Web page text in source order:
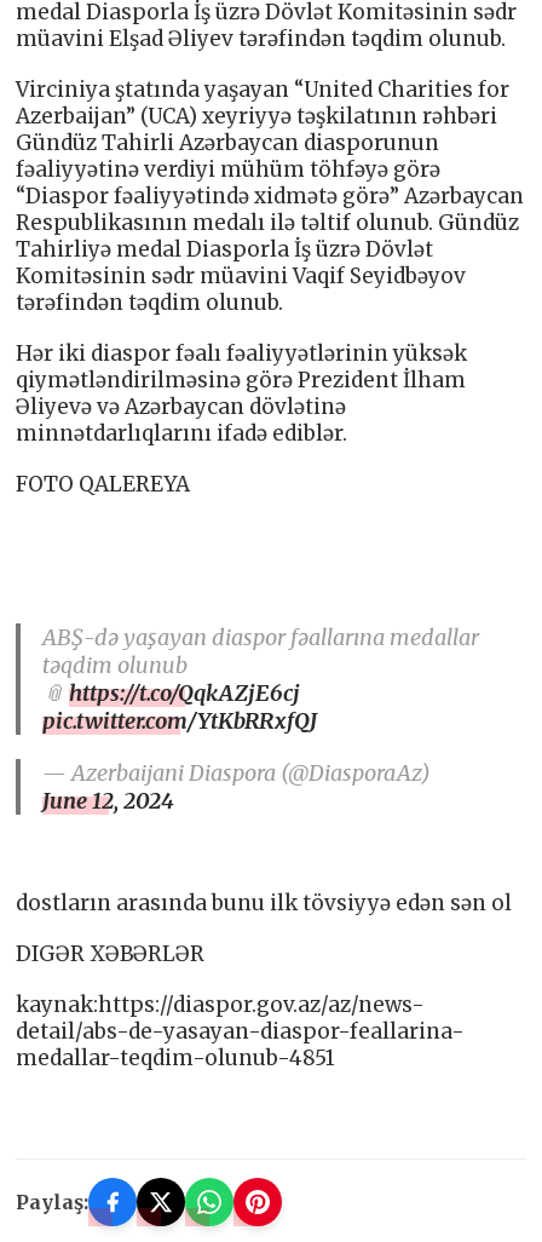
medal Diasporla İş üzrə Dövlət Komitəsinin sədr
müavini Elşad Əliyev tərəfindən təqdim olunub.
Virciniya ştatında yaşayan “United Charities for
Azerbaijan” (UCA) xeyriyyə təşkilatının rəhbəri
Gündüz Tahirli Azərbaycan diasporunun
fəaliyyətinə verdiyi mühüm töhfəyə görə
“Diaspor fəaliyyətində xidmətə görə” Azərbaycan
Respublikasının medalı ilə təltif olunub. Gündüz
Tahirliyə medal Diasporla İş üzrə Dövlət
Komitəsinin sədr müavini Vaqif Seyidbəyov
tərəfindən təqdim olunub.
Hər iki diaspor fəalı fəaliyyətlərinin yüksək
qiymətləndirilməsinə görə Prezident İlham
Əliyevə və Azərbaycan dövlətinə
minnətdarlıqlarını ifadə ediblər.
FOTO QALEREYA
ABŞ-də yaşayan diaspor fəallarına medallar
təqdim olunub
📎https://t.co/QqkAZjE6cj
pic.twitter.com/YtKbRRxfQJ
— Azerbaijani Diaspora (@DiasporaAz)
June 12, 2024
dostların arasında bunu ilk tövsiyyə edən sən ol
DIGƏR XƏBƏRLƏR
kaynak:https://diaspor.gov.az/az/news-
detail/abs-de-yasayan-diaspor-feallarina-
medallar-teqdim-olunub-4851
Paylaş: